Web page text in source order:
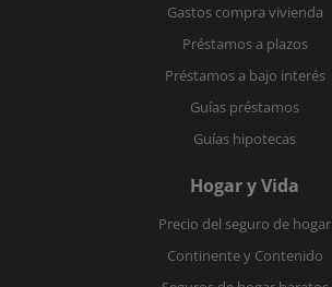
Gastos compra vivienda
Préstamos a plazos
Préstamos a bajo interés
Guías préstamos
Guías hipotecas
Hogar y Vida
Precio del seguro de hogar
Continente y Contenido